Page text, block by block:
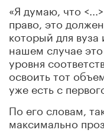
«Я думаю, что
право, это
который для
нашем случае
уровня
освоить тот
уже есть с
По его словам,
максимально